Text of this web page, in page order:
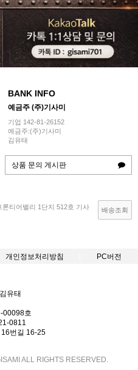
BANK INFO
예금주 (주)기사미
기업 142-81-26152
예금주:(주)기사미
김유태
상품 문의 게시판
티어밸리 1단지 512호 기사
배송조회
개인정보처리방침 PC버전
유태
00098호
0811
16번길 16-25
ALL RIGHTS RESERVED.